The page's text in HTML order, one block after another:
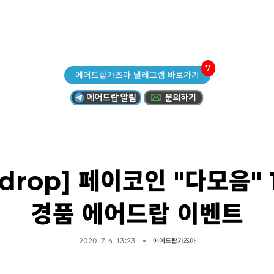
에어드랍가즈아 텔레그램 바로가기
7
페이코인 "다모음"
경품 에어드랍 이벤트
2020. 7. 6. 13:23 에어드랍가즈아